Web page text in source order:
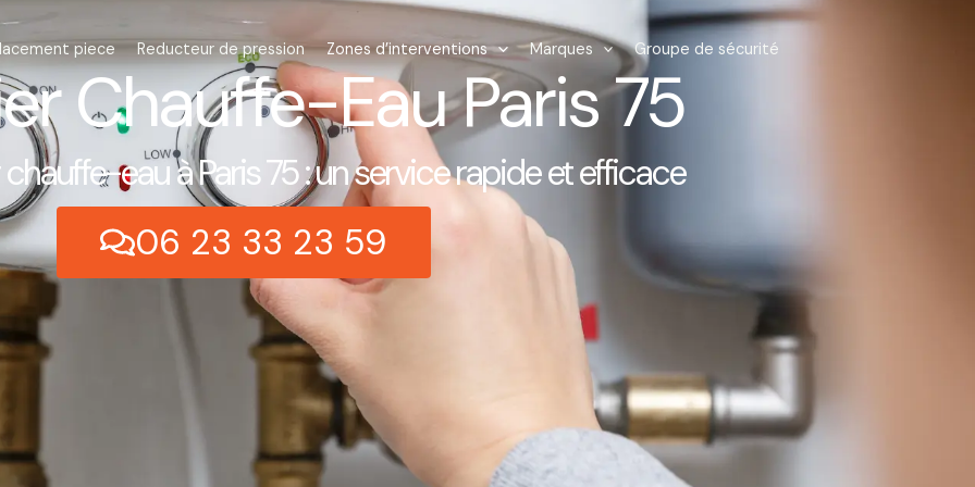
piece Reducteur de pression Zones d’interventions Marques Groupe de sécurité
Chauffe-Eau Paris 75
eau à Paris 75 : un service rapide et efficace
06 23 33 23 59